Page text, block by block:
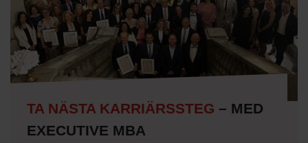
TA NÄSTA KARRIÄRSSTEG – MED
EXECUTIVE MBA